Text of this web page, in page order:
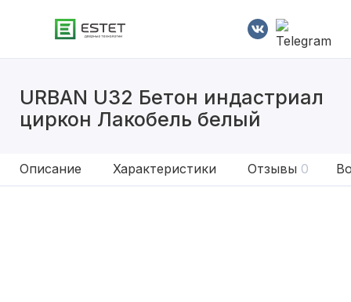
URBAN U32 Бетон индастриал
циркон Лакобель белый
Описание Характеристики Отзывы 0